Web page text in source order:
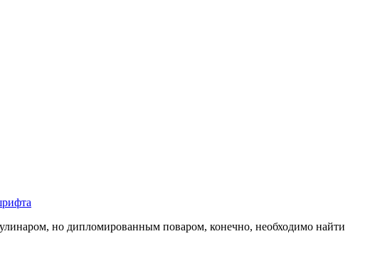
но дипломированным поваром, конечно, необходимо найти